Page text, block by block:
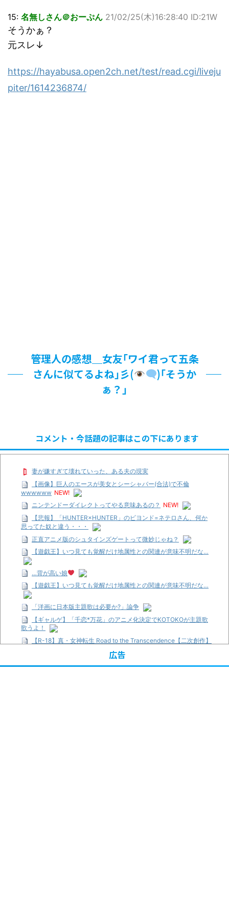
15: 名無しさん＠おーぷん 21/02/25(木)16:28:40 ID:21W
そうかぁ？
元スレ↓
https://hayabusa.open2ch.net/test/read.cgi/liveju
piter/1614236874/
管理人の感想＿女友｢ワイ君って五条
さんに似てるよね｣彡(
)｢そうか
ぁ？｣
コメント・今話題の記事はこの下にあります
妻が嫌すぎて壊れていった、ある夫の現実
【画像】巨人のエースが美女とシーシャバー(合法)で不倫
wwwwww NEW!
ニンテンドーダイレクトってやる意味あるの？ NEW!
【悲報】「HUNTER×HUNTER」のビヨンド=ネテロさん、何か
思ってた奴と違う・・・
正直アニメ版のシュタインズゲートって微妙じゃね？
【遊戯王】いつ見ても覚醒だけ地属性との関連が意味不明だな…
…背が高い娘
【遊戯王】いつ見ても覚醒だけ地属性との関連が意味不明だな…
「洋画に日本版主題歌は必要か?」論争
【ギャルゲ】「千恋*万花」のアニメ化決定でKOTOKOが主題歌
歌うよ！
【R-18】真・女神転生 Road to the Transcendence【二次創作】
【画像】この女優さん、可愛すぎる
広告